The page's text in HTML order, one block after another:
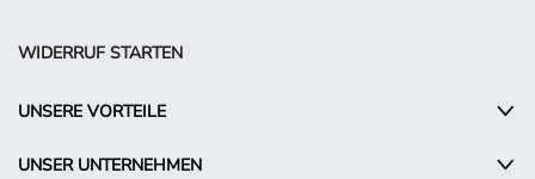
WIDERRUF STARTEN
UNSERE VORTEILE
UNSER UNTERNEHMEN